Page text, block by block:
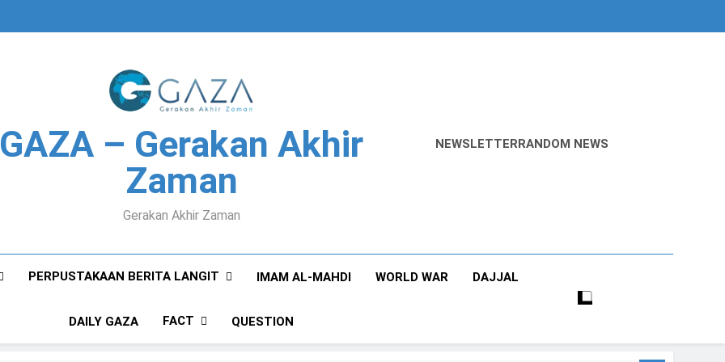
GAZA – Gerakan Akhir
Zaman
Gerakan Akhir Zaman
NEWSLETTERRANDOM NEWS
PERPUSTAKAAN BERITA LANGIT IMAM AL-MAHDI WORLD WAR DAJJAL
DAILY GAZA FACT QUESTION